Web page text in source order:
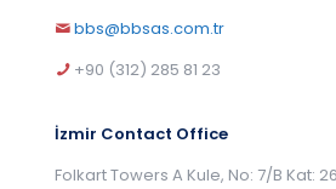
bbs@bbsas.com.tr
+90 (312) 285 81 23
İzmir Contact Office
Folkart Towers A Kule, No: 7/B Kat: